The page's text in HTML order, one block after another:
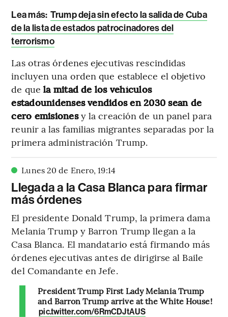
Lea más: Trump deja sin efecto la salida de Cuba
de la lista de estados patrocinadores del
terrorismo
Las otras órdenes ejecutivas rescindidas
incluyen una orden que establece el objetivo
de quela mitad de los vehículos
estadounidenses vendidos en 2030 sean de
cero emisionesy la creación de un panel para
reunir a las familias migrantes separadas por la
primera administración Trump.
Lunes 20 de Enero,19:14
Llegada a la Casa Blanca para firmar
más órdenes
El presidente Donald Trump, la primera dama
Melania Trump y Barron Trump llegan a la
Casa Blanca. El mandatario está firmando más
órdenes ejecutivas antes de dirigirse al Baile
del Comandante en Jefe.
President Trump First Lady Melania Trump
and Barron Trump arrive at the White House!
pic.twitter.com/6RmCDJtAUS